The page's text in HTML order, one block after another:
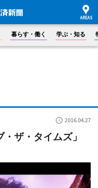
暮らす・働く 学ぶ・知る
2016.04.27
ザ・タイムズ」